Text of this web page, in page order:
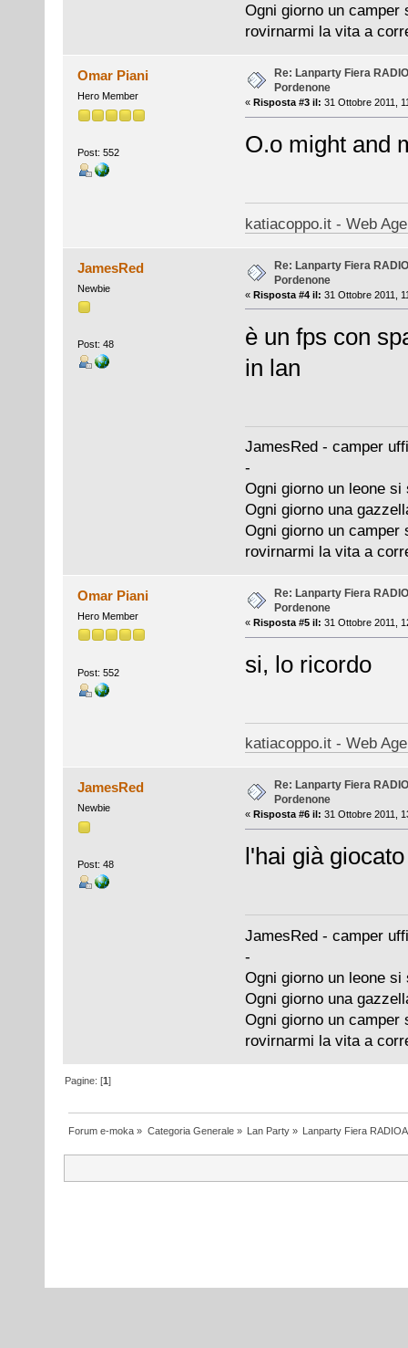
Ogni giorno un
rovirnarmi la vita a
Omar Piani
Hero Member
Post: 552
Re: Lanparty Fiera
Pordenone
« Risposta #3 il: 31 Ottobre 2011,
O.o might and
katiacoppo.it - Web
JamesRed
Newbie
Post: 48
Re: Lanparty Fiera
Pordenone
« Risposta #4 il: 31 Ottobre 2011,
è un fps con
in lan
JamesRed - camper
-
Ogni giorno un leone
Ogni giorno una
Ogni giorno un
rovirnarmi la vita a
Omar Piani
Hero Member
Post: 552
Re: Lanparty Fiera
Pordenone
« Risposta #5 il: 31 Ottobre 2011,
si, lo ricordo
katiacoppo.it - Web
JamesRed
Newbie
Post: 48
Re: Lanparty Fiera
Pordenone
« Risposta #6 il: 31 Ottobre 2011,
l'hai già
JamesRed - camper
-
Ogni giorno un leone
Ogni giorno una
Ogni giorno un
rovirnarmi la vita a
Pagine: [1]
Forum e-moka » Categoria Generale» Lan Party» Lanparty Fiera